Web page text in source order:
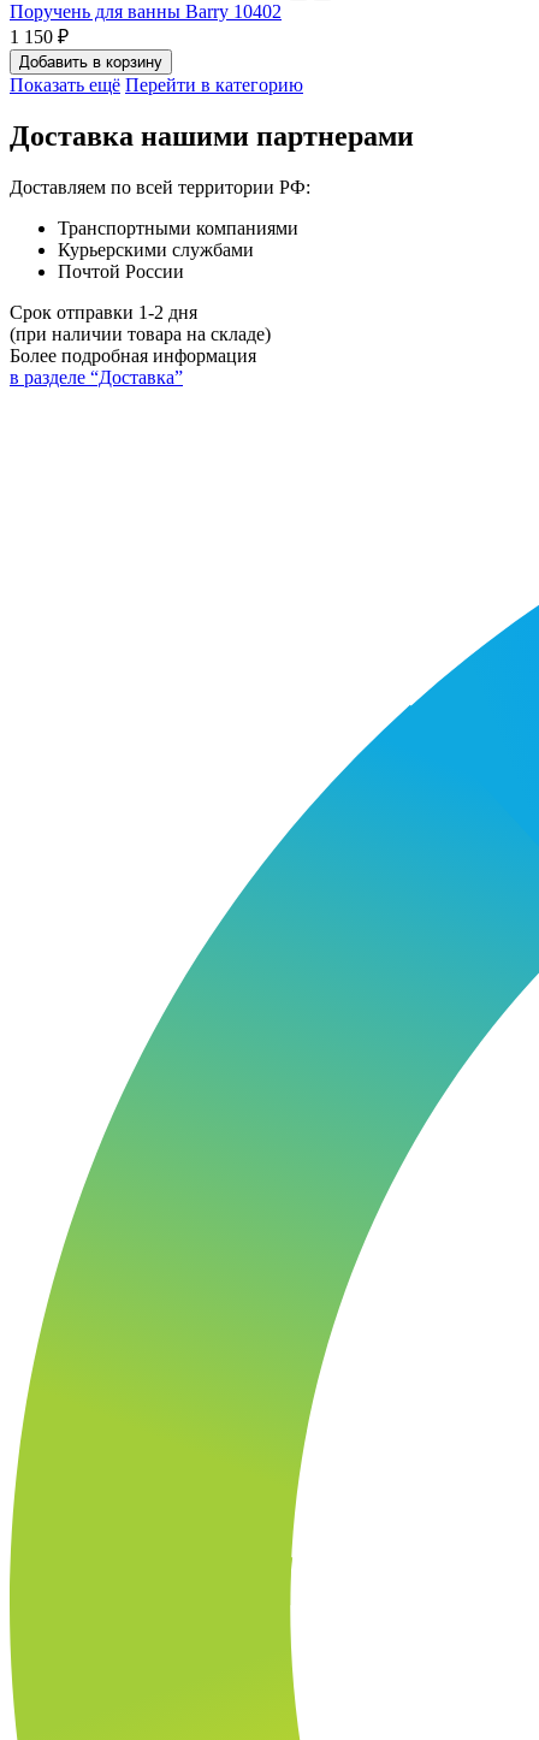
Поручень для ванны Barry 10402
1 150 ₽
Добавить в корзину
Показать ещё Перейти в категорию
Доставка нашими партнерами
Доставляем по всей территории РФ:
Транспортными компаниями
Курьерскими службами
Почтой России
Срок отправки 1-2 дня
(при наличии товара на складе)
Более подробная информация
в разделе “Доставка”